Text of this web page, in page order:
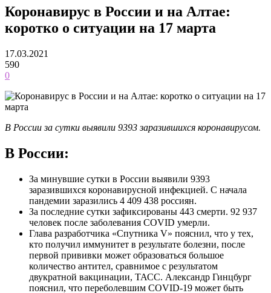
Коронавирус в России и на Алтае:
коротко о ситуации на 17 марта
17.03.2021
590
0
В России за сутки выявили 9393 заразившихся коронавирусом.
В России:
За минувшие сутки в России выявили 9393
заразившихся коронавирусной инфекцией. С начала
пандемии заразились 4 409 438 россиян.
За последние сутки зафиксированы 443 смерти. 92 937
человек после заболевания COVID умерли.
Глава разработчика «Спутника V» пояснил, что у тех,
кто получил иммунитет в результате болезни, после
первой прививки может образоваться большое
количество антител, сравнимое с результатом
двукратной вакцинации, ТАСС. Александр Гинцбург
пояснил, что переболевшим COVID-19 может быть